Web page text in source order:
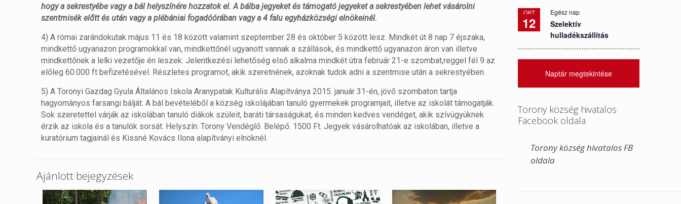
hogy a sekrestyébe vagy a bál helyszínére hozzatok el. A bálba jegyeket és támogató jegyeket a sekrestyében lehet vásárolni
szentmisék előtt és után vagy a plébániai fogadóórában vagy a 4 falu egyházközségi elnökeinél.
4) A római zarándokutak május 11 és 18 között valamint szeptember 28 és október 5 között lesz. Mindkét út 8 nap 7 éjszaka,
mindkettő ugyanazon programokkal van, mindkettőnél ugyanott vannak a szállások, és mindkettő ugyanazon áron van illetve
mindkettőnek a lelki vezetője én leszek. Jelentkezési lehetőség első alkalma mindkét útra február 21-e szombat,reggel fél 9 az
előleg 60.000 ft befizetésével. Részletes programot, akik szeretnének, azoknak tudok adni a szentmise után a sekrestyében.
5) A Toronyi Gazdag Gyula Általános Iskola Aranypatak Kulturális Alapítványa 2015. január 31-én, jövő szombaton tartja
hagyományos farsangi bálját. A bál bevételéből a község iskolájában tanuló gyermekek programjait, illetve az iskolát támogatják.
Sok szeretettel várják az iskolában tanuló diákok szüleit, baráti társaságukat, és minden kedves vendéget, akik szívügyüknek
érzik az iskola és a tanulók sorsát. Helyszín: Torony Vendéglő. Belépő. 1500 Ft. Jegyek vásárolhatóak az iskolában, illetve a
kuratórium tagjainál és Kissné Kovács Ilona alapítványi elnöknél.
Ajánlott bejegyzések
OKT
12
Egész nap
Szelektív
hulladékszállítás
Naptár megtekintése
Torony község hivatalos
Facebook oldala
Torony község hivatalos FB
oldala